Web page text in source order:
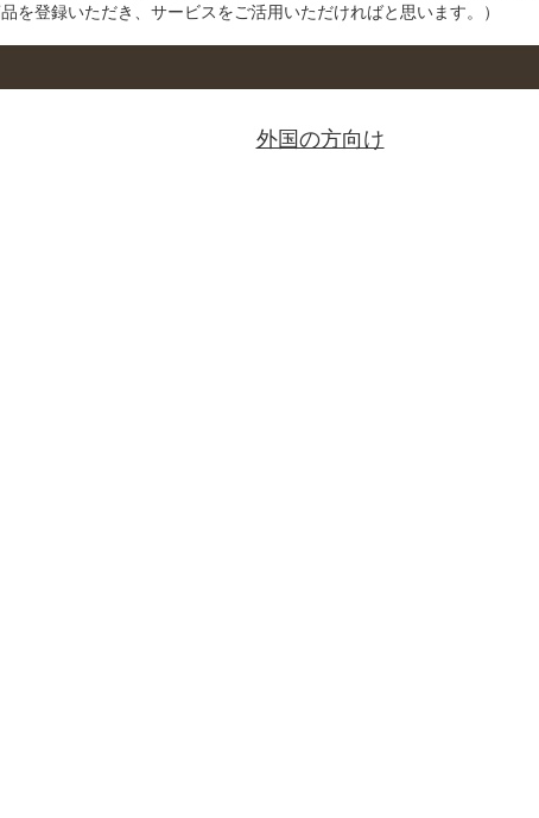
を登録いただき、サービスをご活用いただければと思います。）
外国の方向け